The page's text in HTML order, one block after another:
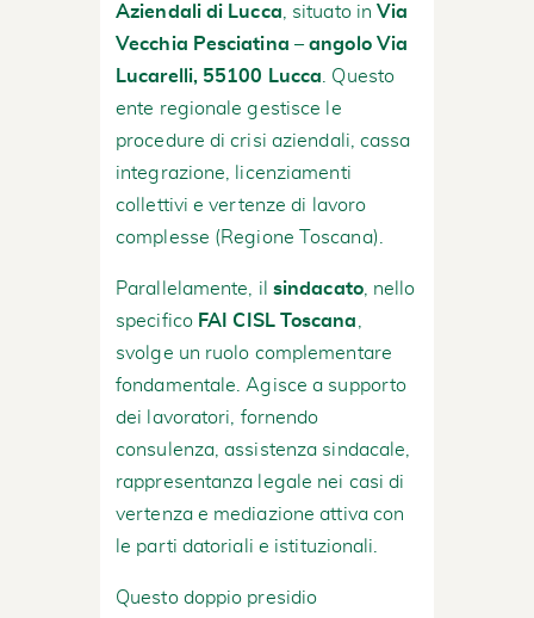
Aziendali di Lucca , situato inVia
Vecchia Pesciatina – angolo Via
Lucarelli, 55100 Lucca . Questo
ente regionale gestisce le
procedure di crisi aziendali, cassa
integrazione, licenziamenti
collettivi e vertenze di lavoro
complesse (Regione Toscana).
Parallelamente, il sindacato, nello
specifico FAI CISL Toscana
svolge un ruolo complementare
fondamentale. Agisce a supporto
dei lavoratori, fornendo
consulenza, assistenza sindacale,
rappresentanza legale nei casi di
vertenza e mediazione attiva con
le parti datoriali e istituzionali.
Questo doppio presidio